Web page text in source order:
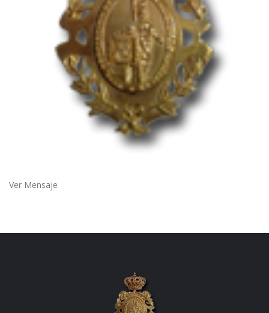
Ver Mensaje